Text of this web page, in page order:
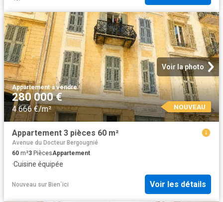
Voir la photo
Appartement·à vendre
280 000 €
4 666 €/m² NOUVEAU
Appartement 3 pièces 60 m²
Avenue du Docteur Bergougnié
60 m²3 PiècesAppartement
·Cuisine équipée
Nouveau sur Bien´ici Voir les détails